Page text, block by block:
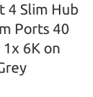
4 Slim Hub
Ports 40
6K on